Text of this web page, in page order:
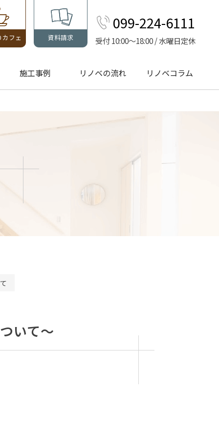
フェ 資料請求
099-224-6111
受付 10:00～18:00 / 水曜日定休
施工事例 リノベの流れ リノベコラム
いて～